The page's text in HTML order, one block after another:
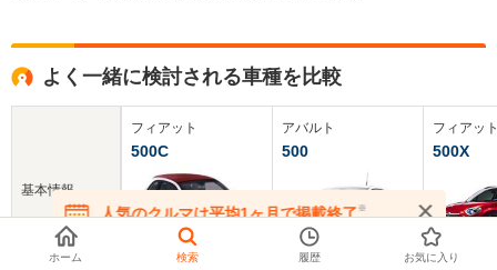
よく一緒に検討される車種を比較
基本情報
フィアット
500C
アバルト
500
フィアッ
500X
人気のクルマは平均1ヶ月で掲載終了※
在庫が無くなる前にお問い合わせください
ホーム 検索 履歴 お気に入り